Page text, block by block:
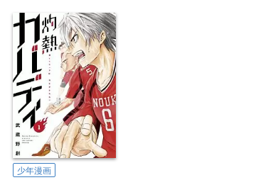
少年漫画